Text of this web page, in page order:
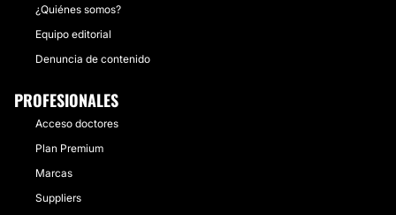
¿Quiénes somos?
Equipo editorial
Denuncia de contenido
PROFESIONALES
Acceso doctores
Plan Premium
Marcas
Suppliers